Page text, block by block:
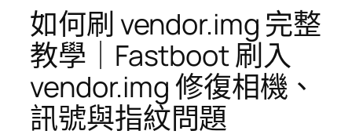
如何刷 vendor.img 完整
教學｜Fastboot 刷入
vendor.img 修復相機、
訊號與指紋問題